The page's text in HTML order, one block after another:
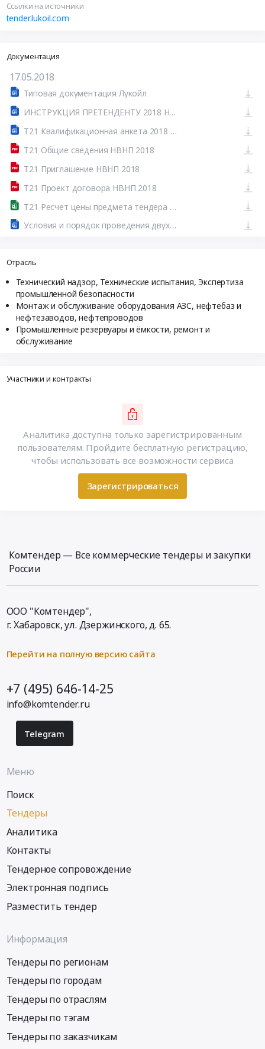
Ссылки на источники
tender.lukoil.com
Документация
17.05.2018
Типовая документация Лукойл
ИНСТРУКЦИЯ ПРЕТЕНДЕНТУ 2018 НВНП
Т21 Квалификационная анкета 2018 НВНП
Т21 Общие сведения НВНП 2018
Т21 Приглашение НВНП 2018
Т21 Проект договора НВНП 2018
Т21 Ресчет цены предмета тендера НВНП 2018
Условия и порядок проведения двухэтапного тендера 2018 НВНП
Отрасль
Технический надзор, Технические испытания, Экспертиза
промышленной безопасности
Монтаж и обслуживание оборудования АЗС, нефтебаз и
нефтезаводов, нефтепроводов
Промышленные резервуары и ёмкости, ремонт и
обслуживание
Участники и контракты
Аналитика доступна только зарегистрированным
пользователям. Пройдите бесплатную регистрацию,
чтобы использовать все возможности сервиса
Зарегистрироваться
Комтендер — Все коммерческие тендеры и закупки
России
ООО "Комтендер",
г. Хабаровск,ул. Дзержинского, д. 65.
Перейти на полную версию сайта
+7 (495) 646-14-25
info@komtender.ru
Telegram
Меню
Поиск
Тендеры
Аналитика
Контакты
Тендерное сопровождение
Электронная подпись
Разместить тендер
Информация
Тендеры по регионам
Тендеры по городам
Тендеры по отраслям
Тендеры по тэгам
Тендеры по заказчикам